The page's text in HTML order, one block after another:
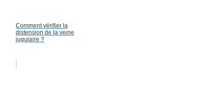
Comment vérifier la
distension de la veine
jugulaire ?